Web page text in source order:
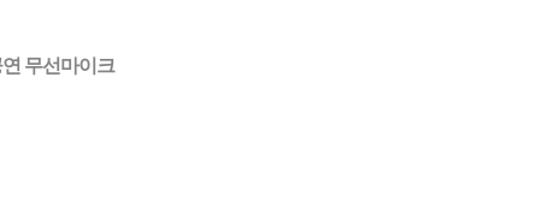
연 무선마이크